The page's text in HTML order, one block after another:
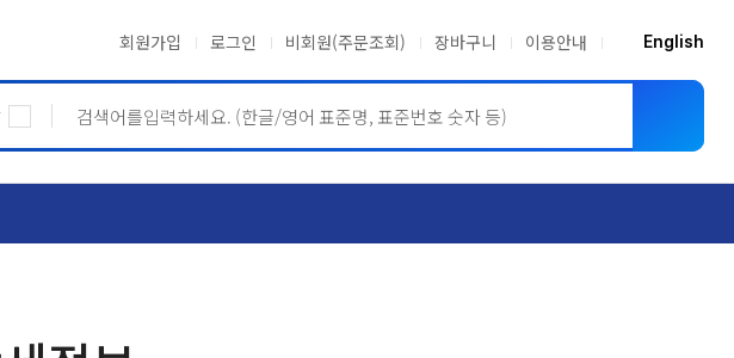
회원가입 로그인 비회원(주문조회) 장바구니 이용안내 English